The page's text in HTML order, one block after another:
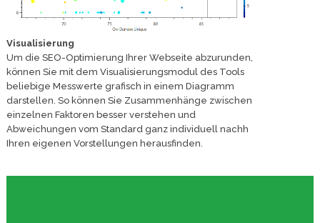
Visualisierung
Um die SEO-Optimierung Ihrer Webseite abzurunden,
können Sie mit dem Visualisierungsmodul des Tools
beliebige Messwerte grafisch in einem Diagramm
darstellen. So können Sie Zusammenhänge zwischen
einzelnen Faktoren besser verstehen und
Abweichungen vom Standard ganz individuell nachh
Ihren eigenen Vorstellungen herausfinden.